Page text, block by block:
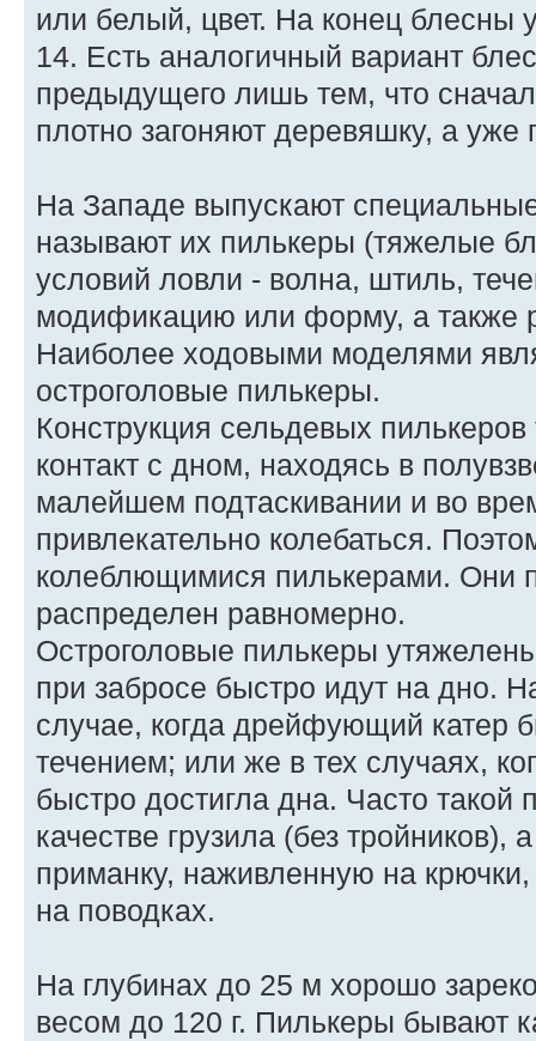
или белый, цвет. На конец блесны
14. Есть аналогичный вариант
предыдущего лишь тем, что
плотно загоняют деревяшку, а
На Западе выпускают
называют их пилькеры (тяжелые
условий ловли - волна, штиль,
модификацию или форму, а также
Наиболее ходовыми моделями
остроголовые пилькеры.
Конструкция сельдевых
контакт с дном, находясь в
малейшем подтаскивании и во
привлекательно колебаться.
колеблющимися пилькерами. Они
распределен равномерно.
Остроголовые пилькеры
при забросе быстро идут на дно.
случае, когда дрейфующий катер
течением; или же в тех случаях,
быстро достигла дна. Часто такой
качестве грузила (без тройников),
приманку, наживленную на
на поводках.
На глубинах до 25 м хорошо
весом до 120 г. Пилькеры бывают